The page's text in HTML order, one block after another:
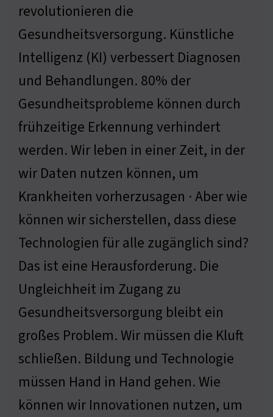
revolutionieren die
Gesundheitsversorgung. Künstliche
Intelligenz (KI) verbessert Diagnosen
und Behandlungen. 80% der
Gesundheitsprobleme können durch
frühzeitige Erkennung verhindert
werden. Wir leben in einer Zeit, in der
wir Daten nutzen können, um
Krankheiten vorherzusagen · Aber wie
können wir sicherstellen, dass diese
Technologien für alle zugänglich sind?
Das ist eine Herausforderung. Die
Ungleichheit im Zugang zu
Gesundheitsversorgung bleibt ein
großes Problem. Wir müssen die Kluft
schließen. Bildung und Technologie
müssen Hand in Hand gehen. Wie
können wir Innovationen nutzen, um